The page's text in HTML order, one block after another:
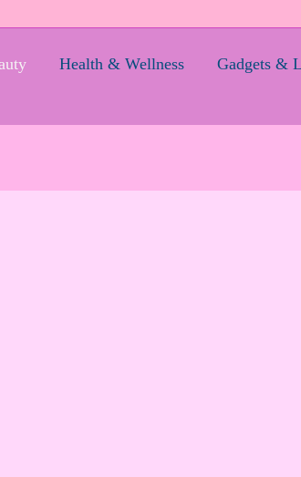
Health & Wellness Gadgets &